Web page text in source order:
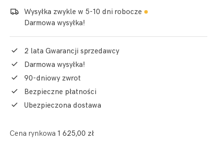
Wysyłka zwykle w 5-10 dni robocze
Darmowa wysyłka!
2 lata Gwarancji sprzedawcy
Darmowa wysyłka!
90-dniowy zwrot
Bezpieczne płatności
Ubezpieczona dostawa
Cena rynkowa 1 625,00 zł